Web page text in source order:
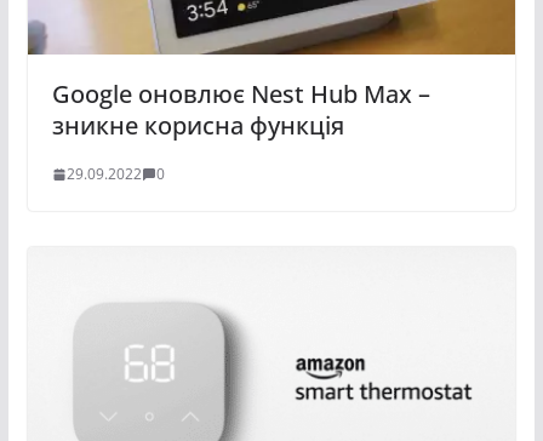
Google оновлює Nest Hub Max –
зникне корисна функція
29.09.2022 0